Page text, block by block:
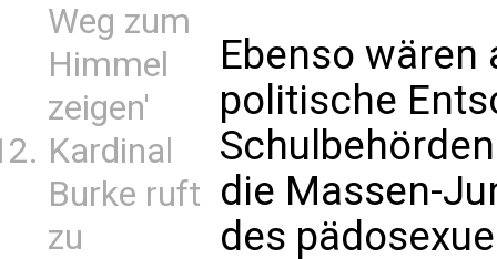
Weg zum
Himmel
zeigen'
Kardinal
Burke ruft
zu
Ebenso
politische
die Massen-
des